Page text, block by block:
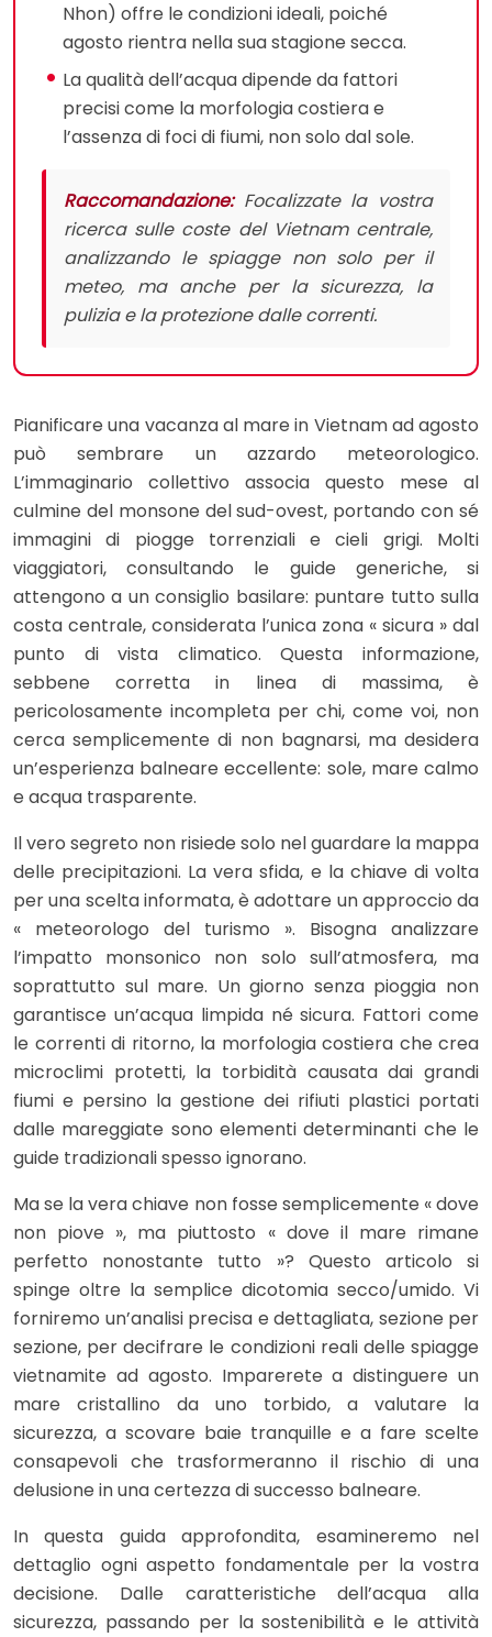
Nhon) offre le condizioni ideali, poiché
agosto rientra nella sua stagione secca.
La qualità dell’acqua dipende da fattori
precisi come la morfologia costiera e
l’assenza di foci di fiumi, non solo dal sole.
Raccomandazione:Focalizzate la vostra
ricerca sulle coste del Vietnam centrale,
analizzando le spiagge non solo per il
meteo, ma anche per la sicurezza, la
pulizia e la protezione dalle correnti.
Pianificare una vacanza al mare in Vietnam ad agosto
può sembrare un azzardo meteorologico.
L’immaginario collettivo associa questo mese al
culmine del monsone del sud-ovest, portando con sé
immagini di piogge torrenziali e cieli grigi. Molti
viaggiatori, consultando le guide generiche, si
attengono a un consiglio basilare: puntare tutto sulla
costa centrale, considerata l’unica zona « sicura » dal
punto di vista climatico. Questa informazione,
sebbene corretta in linea di massima, è
pericolosamente incompleta per chi, come voi, non
cerca semplicemente di non bagnarsi, ma desidera
un’esperienza balneare eccellente: sole, mare calmo
e acqua trasparente.
Il vero segreto non risiede solo nel guardare la mappa
delle precipitazioni. La vera sfida, e la chiave di volta
per una scelta informata, è adottare un approccio da
« meteorologo del turismo ». Bisogna analizzare
l’impatto monsonico non solo sull’atmosfera, ma
soprattutto sul mare. Un giorno senza pioggia non
garantisce un’acqua limpida né sicura. Fattori come
le correnti di ritorno, la morfologia costiera che crea
microclimi protetti, la torbidità causata dai grandi
fiumi e persino la gestione dei rifiuti plastici portati
dalle mareggiate sono elementi determinanti che le
guide tradizionali spesso ignorano.
Ma se la vera chiave non fosse semplicemente « dove
non piove », ma piuttosto « dove il mare rimane
perfetto nonostante tutto »? Questo articolo si
spinge oltre la semplice dicotomia secco/umido. Vi
forniremo un’analisi precisa e dettagliata, sezione per
sezione, per decifrare le condizioni reali delle spiagge
vietnamite ad agosto. Imparerete a distinguere un
mare cristallino da uno torbido, a valutare la
sicurezza, a scovare baie tranquille e a fare scelte
consapevoli che trasformeranno il rischio di una
delusione in una certezza di successo balneare.
In questa guida approfondita, esamineremo nel
dettaglio ogni aspetto fondamentale per la vostra
decisione. Dalle caratteristiche dell’acqua alla
sicurezza, passando per la sostenibilità e le attività